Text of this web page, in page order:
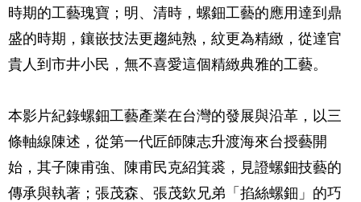
時期的工藝瑰寶；明、清時，螺鈿工藝的應用達到鼎
盛的時期，鑲嵌技法更趨純熟，紋更為精緻，從達官
貴人到市井小民，無不喜愛這個精緻典雅的工藝。
本影片紀錄螺鈿工藝產業在台灣的發展與沿革，以三
條軸線陳述，從第一代匠師陳志升渡海來台授藝開
始，其子陳甫強、陳甫民克紹箕裘，見證螺鈿技藝的
傳承與執著；張茂森、張茂欽兄弟「掐絲螺鈿」的巧